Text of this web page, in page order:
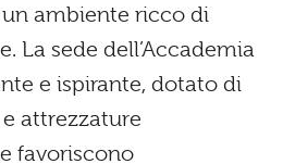
ambiente ricco di
La sede dell’Accademia
e ispirante, dotato di
attrezzature
favoriscono